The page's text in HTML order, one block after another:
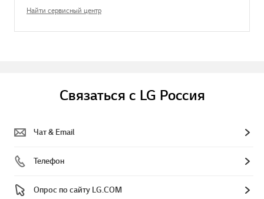
Найти сервисный центр
Связаться с LG Россия
Чат & Email
Телефон
Опрос по сайту LG.COM